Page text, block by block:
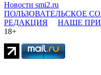
Новости smi2.ru
ПОЛЬЗОВАТЕЛЬСКОЕ
РЕДАКЦИЯ
НАШЕ
18+